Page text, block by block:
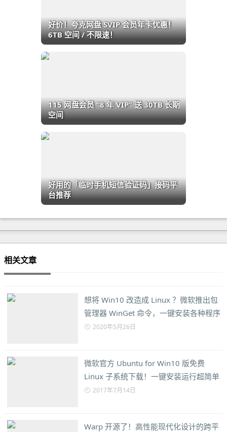
好价！夸克网盘 SVIP 会员年卡优惠！
6TB 空间 / 不限速！
115 网盘会员 “8 年 VIP” 送 30TB 长期
空间
好用的「临时手机短信验证码」接码平
台推荐
相关文章
想将 Win10 改造成 Linux ？微软推出包
管理器 WinGet 命令，一键安装各种程序
2020年5月26日
微软官方 Ubuntu for Win10 版免费
Linux 子系统下载！一键安装运行超简单
2017年7月14日
Warp 开源了！高性能现代化设计的跨平